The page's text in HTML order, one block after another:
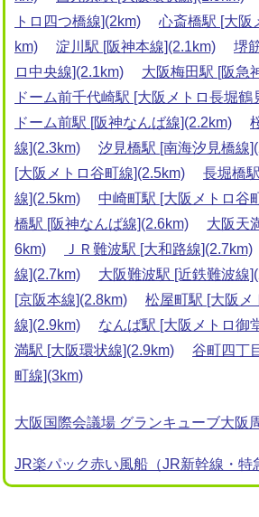
トロ四つ橋線](2km)
心斎橋駅 [大阪
km)
淀川駅 [阪神本線](2.1km)
堺
ロ中央線](2.1km)
大阪梅田駅 [阪急
ドーム前千代崎駅 [大阪メトロ長堀鶴
ドーム前駅 [阪神なんば線](2.2km)
線](2.3km)
汐見橋駅 [南海汐見橋線
[大阪メトロ谷町線](2.5km)
長堀橋
線](2.5km)
中崎町駅 [大阪メトロ谷
橋駅 [阪神なんば線](2.6km)
大阪天
6km)
ＪＲ難波駅 [大和路線](2.7km)
線](2.7km)
大阪難波駅 [近鉄難波線
[京阪本線](2.8km)
松屋町駅 [大阪メ
線](2.9km)
なんば駅 [大阪メトロ御
満駅 [大阪環状線](2.9km)
谷町四丁
町線](3km)
大阪国際会議場 グランキューブ大阪
JR楽パック赤い風船（JR新幹線・特